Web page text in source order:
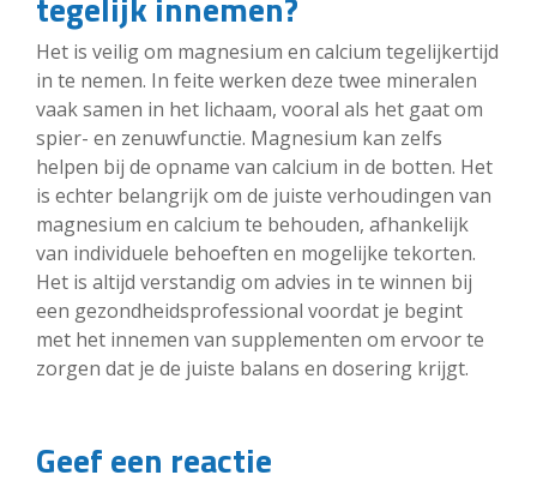
Het is veilig om magnesium en calcium tegelijkertijd
in te nemen. In feite werken deze twee mineralen
vaak samen in het lichaam, vooral als het gaat om
spier- en zenuwfunctie. Magnesium kan zelfs
helpen bij de opname van calcium in de botten. Het
is echter belangrijk om de juiste verhoudingen van
magnesium en calcium te behouden, afhankelijk
van individuele behoeften en mogelijke tekorten.
Het is altijd verstandig om advies in te winnen bij
een gezondheidsprofessional voordat je begint
met het innemen van supplementen om ervoor te
zorgen dat je de juiste balans en dosering krijgt.
Geef een reactie